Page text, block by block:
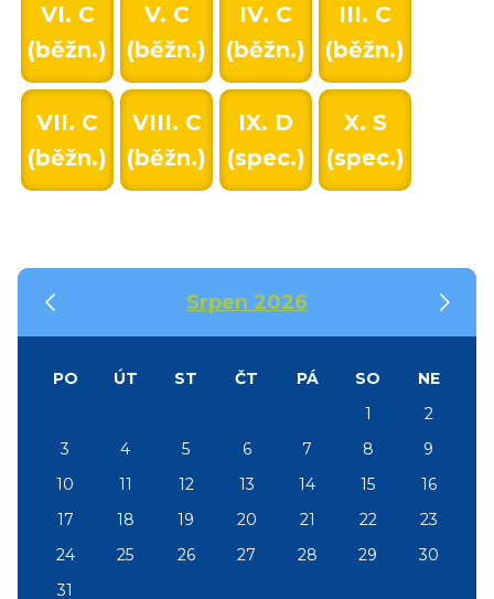
VI. C
(běžn.)
V. C
(běžn.)
IV. C
(běžn.)
III. C
(běžn.)
VII. C
(běžn.)
VIII. C
(běžn.)
IX. D
(spec.)
X. S
(spec.)
Srpen 2026
PO ÚT ST ČT PÁ SO
NE
1
2
3
4 5 6 7 8
9
10
11 12 13 14 15
16
17
18 19 20 21 22
23
24
25 26 27 28 29
30
31